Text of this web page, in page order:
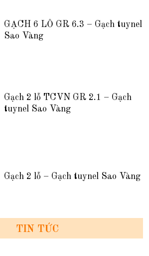
GẠCH 6 LỖ GR 6.3 – Gạch tuynel
Sao Vàng
Gạch 2 lỗ TCVN GR 2.1 – Gạch
tuynel Sao Vàng
Gạch 2 lỗ – Gạch tuynel Sao Vàng
TIN TỨC